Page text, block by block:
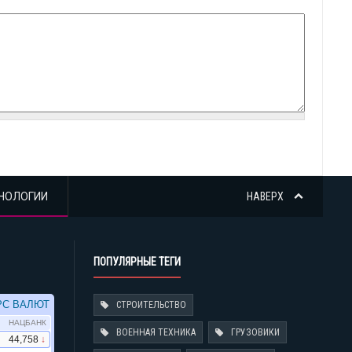
НАВЕРХ
ПОПУЛЯРНЫЕ ТЕГИ
СТРОИТЕЛЬСТВО
ВОЕННАЯ ТЕХНИКА ГРУЗОВИКИ